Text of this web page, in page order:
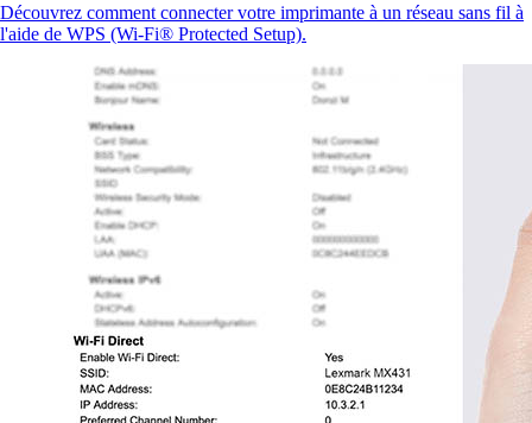
Découvrez comment connecter votre imprimante à un réseau sans fil à
l'aide de WPS (Wi-Fi® Protected Setup).